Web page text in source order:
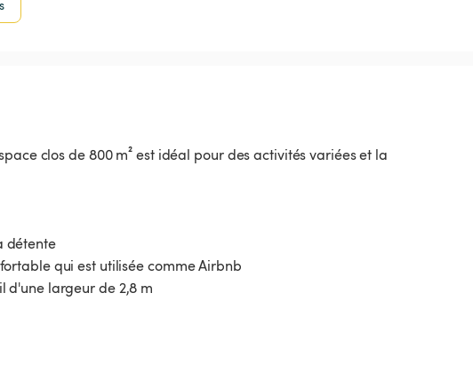
clos de 800 m² est idéal pour des activités variées et la
détente
qui est utilisée comme Airbnb
d'une largeur de 2,8 m